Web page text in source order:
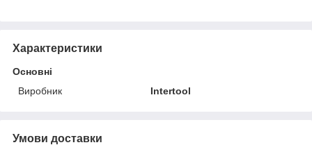
Характеристики
Основні
Виробник
Intertool
Умови доставки